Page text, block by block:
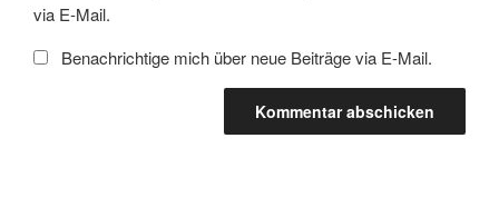
via E-Mail.
Benachrichtige mich über neue Beiträge via E-Mail.